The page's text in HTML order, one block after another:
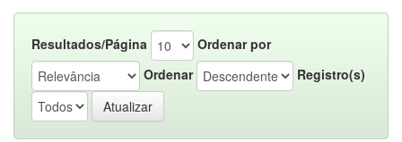
Resultados/Página
Ordenar por
Ordenar
Registro(s)